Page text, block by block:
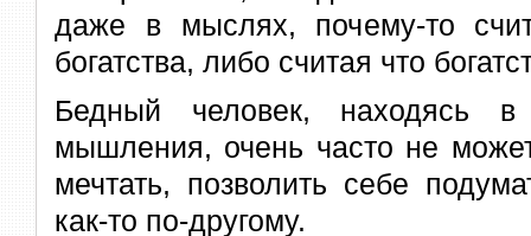
даже в мыслях, почему-то
богатства, либо считая что
Бедный человек, находясь в
мышления, очень часто не
мечтать, позволить себе
как-то по-другому.